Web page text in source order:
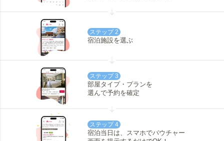
ステップ 2
宿泊施設を選ぶ
ステップ 3
部屋タイプ・プランを
選んで予約を確定
ステップ 4
宿泊当日は、スマホでバウチャー